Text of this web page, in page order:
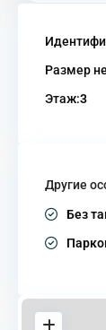
Размер
Этаж:3
Другие
Без